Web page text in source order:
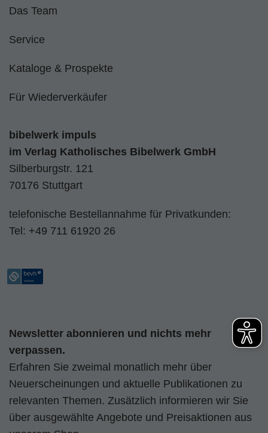
Das Team
Service
Kataloge & Prospekte
Für Wiederverkäufer
bibelwerk impuls
im Verlag Katholisches Bibelwerk GmbH
Silberburgstr. 121
70176 Stuttgart
telefonische Bestellannahme für Privatkunden:
Tel: +49 711 61920 26
Newsletter abonnieren und nichts mehr
verpassen.
Erfahren Sie zweimal monatlich mehr über
Neuerscheinungen und aktuelle Publikationen zu
relevanten Themen. Zusätzlich informieren wir Sie
über ausgewählte Angebote und Preisaktionen aus